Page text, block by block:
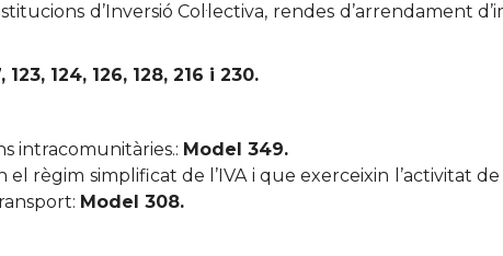
d’Inversió Col·lectiva, rendes d’arrendament
123, 124, 126, 128, 216 i 230.
intracomunitàries.: Model 349.
el règim simplificat de l’IVA i que exerceixin l’activitat
Model 308.